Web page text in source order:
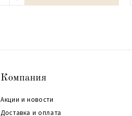
Компания
Акции и новости
Доставка и оплата